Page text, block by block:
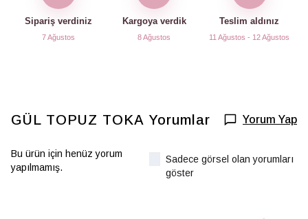
Sipariş verdiniz
7 Ağustos
Kargoya verdik
8 Ağustos
Teslim aldınız
11 Ağustos - 12 Ağustos
GÜL TOPUZ TOKA Yorumlar Yorum Yap
Bu ürün için henüz yorum
yapılmamış.
Sadece görsel olan yorumları
göster